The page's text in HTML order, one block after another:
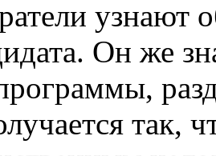
узнают
Он же
так,